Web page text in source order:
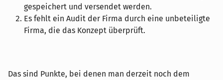
gespeichert und versendet werden.
Es fehlt ein Audit der Firma durch eine unbeteiligte
Firma, die das Konzept überprüft.
Das sind Punkte, bei denen man derzeit noch dem